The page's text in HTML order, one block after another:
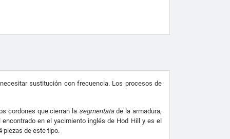
sustitución con frecuencia. Los procesos de
cordones que cierran la segmentatade la armadura,
en el yacimiento inglés de Hod Hill y es el
piezas de este tipo.